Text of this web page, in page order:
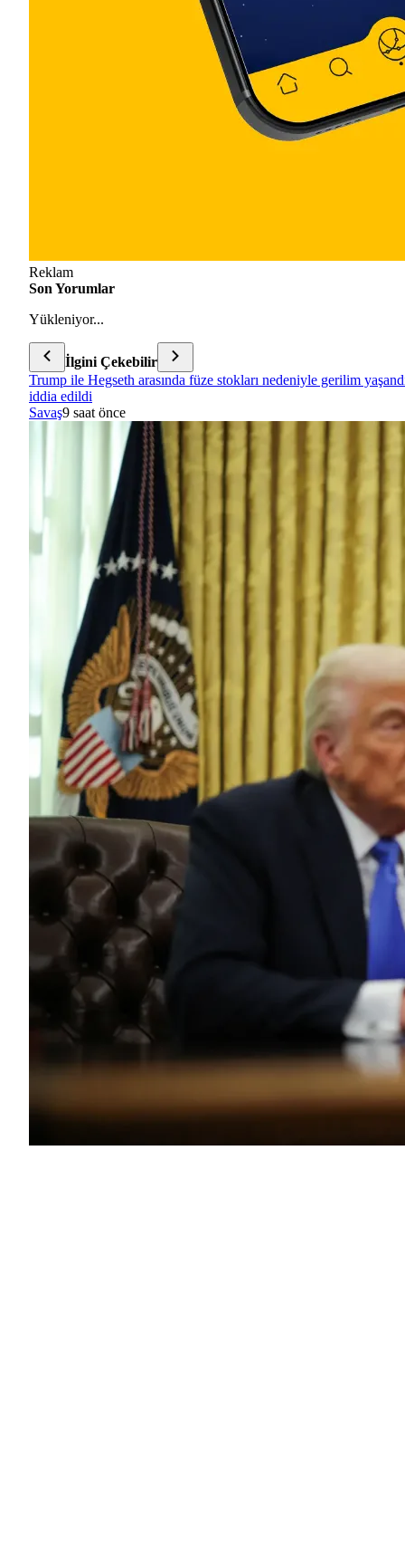
Reklam
Son Yorumlar
Yükleniyor...
İlgini Çekebilir
Trump ile Hegseth arasında füze stokları nedeniyle gerilim
iddia edildi
Savaş9 saat önce